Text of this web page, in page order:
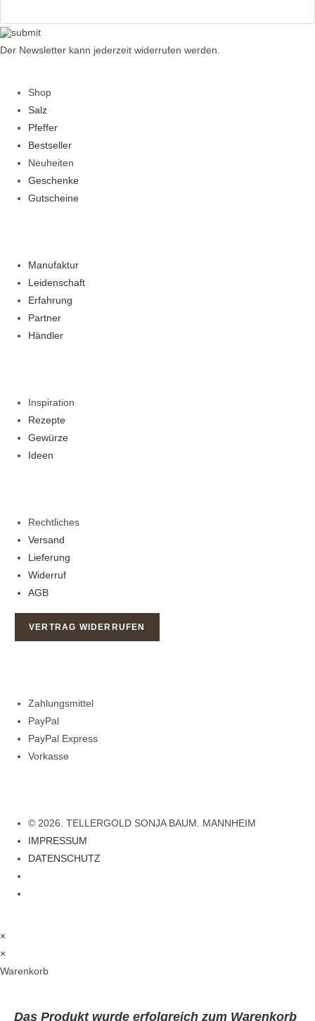
Der Newsletter kann jederzeit widerrufen werden.
Shop
Salz
Pfeffer
Bestseller
Neuheiten
Geschenke
Gutscheine
Manufaktur
Leidenschaft
Erfahrung
Partner
Händler
Inspiration
Rezepte
Gewürze
Ideen
Rechtliches
Versand
Lieferung
Widerruf
AGB
VERTRAG WIDERRUFEN
Zahlungsmittel
PayPal
PayPal Express
Vorkasse
© 2026. TELLERGOLD SONJA BAUM. MANNHEIM
IMPRESSUM
DATENSCHUTZ
×
×
Warenkorb
Das Produktwurde erfolgreich zum Warenkorb